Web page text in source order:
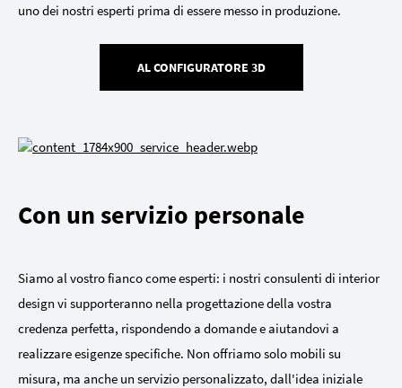
uno dei nostri esperti prima di essere messo in produzione.
AL CONFIGURATORE 3D
Con un servizio personale
Siamo al vostro fianco come esperti: i nostri consulenti di interior
design vi supporteranno nella progettazione della vostra
credenza perfetta, rispondendo a domande e aiutandovi a
realizzare esigenze specifiche. Non offriamo solo mobili su
misura, ma anche un servizio personalizzato, dall'idea iniziale